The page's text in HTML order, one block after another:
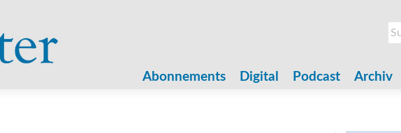
Abonnements Digital Podcast Archiv